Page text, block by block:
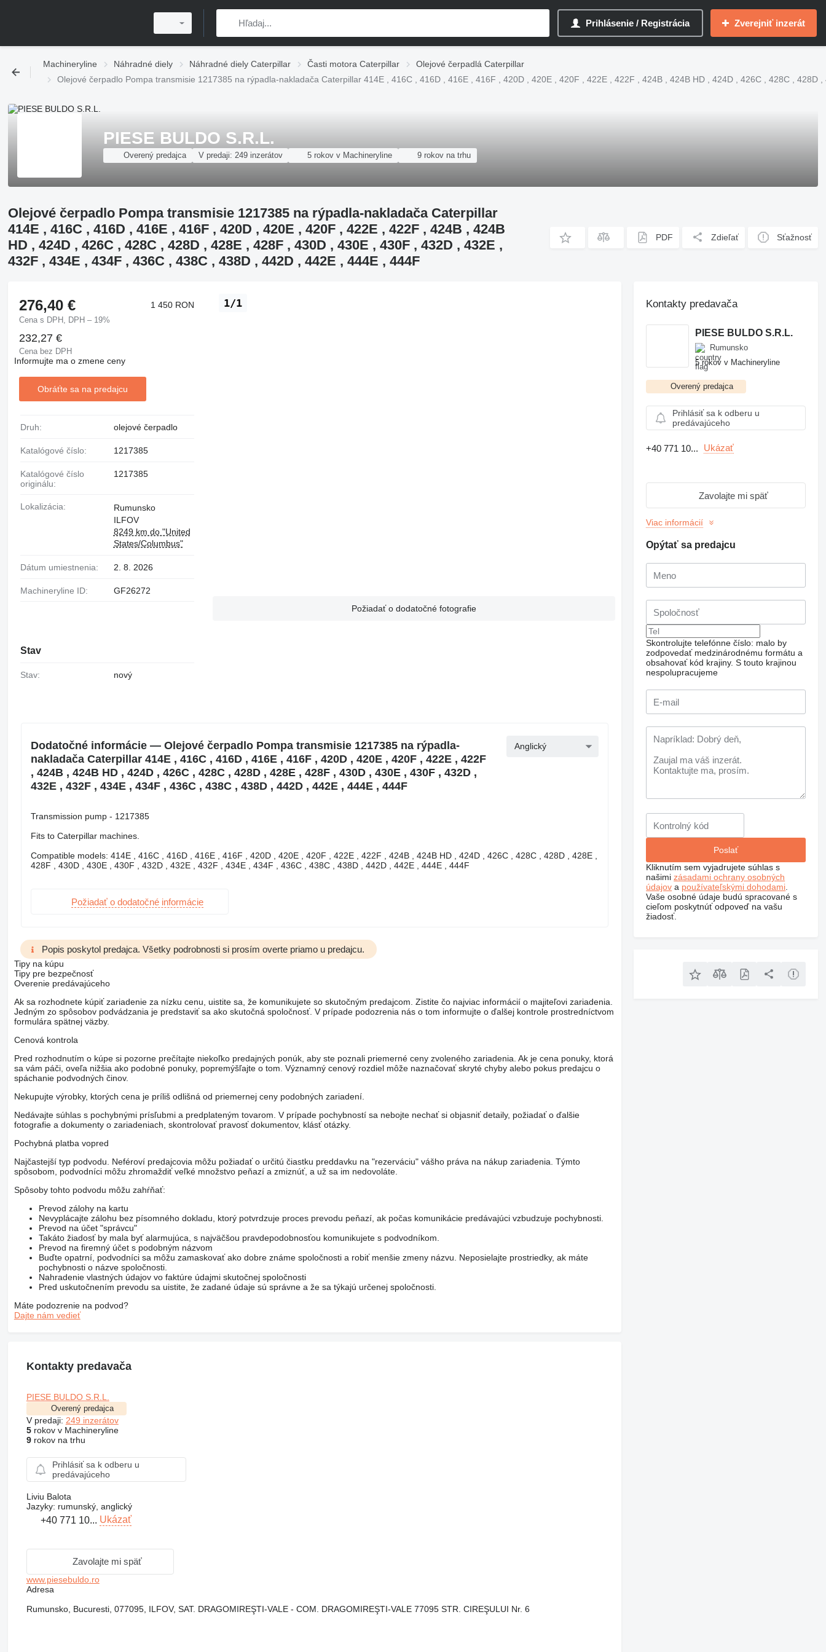
Prihlásenie / Registrácia Zverejniť inzerát
Machineryline Náhradné diely Náhradné diely Caterpillar Časti motora Caterpillar
Olejové čerpadlá Caterpillar
Olejové čerpadlo Pompa transmisie 1217385 na rýpadla-nakladača Caterpillar 414E , 416C , 416D , 416E , 416F , 420D , 420E , 420F , 422E , 422F , 424B , 424B HD , 424D , 426C , 428C ,
PIESE BULDO S.R.L.
Overený predajca V predaji: 249 inzerátov 5 rokov v Machineryline 9 rokov na trhu
Olejové čerpadlo Pompa transmisie 1217385 na rýpadla-nakladača Caterpillar
414E , 416C , 416D , 416E , 416F , 420D , 420E , 420F , 422E , 422F , 424B , 424B
HD , 424D , 426C , 428C , 428D , 428E , 428F , 430D , 430E , 430F , 432D , 432E ,
432F , 434E , 434F , 436C , 438C , 438D , 442D , 442E , 444E , 444F
PDF Zdieľať Sťažnosť
1/1
Požiadať o dodatočné fotografie
276,40 €
Cena s DPH, DPH – 19%
1 450 RON
232,27 €
Cena bez DPH
Informujte ma o zmene ceny
Obráťte sa na predajcu
Druh: olejové čerpadlo
Katalógové číslo: 1217385
Katalógové číslo
originálu:
1217385
Lokalizácia:
Rumunsko
ILFOV
8249 km do "United
States/Columbus"
Dátum umiestnenia: 2. 8. 2026
Machineryline ID: GF26272
Stav
Stav: nový
Dodatočné informácie — Olejové čerpadlo Pompa transmisie 1217385 na rýpadla-
nakladača Caterpillar 414E , 416C , 416D , 416E , 416F , 420D , 420E , 420F , 422E , 422F
, 424B , 424B HD , 424D , 426C , 428C , 428D , 428E , 428F , 430D , 430E , 430F , 432D ,
432E , 432F , 434E , 434F , 436C , 438C , 438D , 442D , 442E , 444E , 444F
Anglický
Transmission pump - 1217385
Fits to Caterpillar machines.
Compatible models: 414E , 416C , 416D , 416E , 416F , 420D , 420E , 420F , 422E , 422F , 424B , 424B HD , 424D , 426C , 428C , 428D , 428E ,
428F , 430D , 430E , 430F , 432D , 432E , 432F , 434E , 434F , 436C , 438C , 438D , 442D , 442E , 444E , 444F
Požiadať o dodatočné informácie
Popis poskytol predajca. Všetky podrobnosti si prosím overte priamo u predajcu.
Tipy na kúpu
Tipy pre bezpečnosť
Overenie predávajúceho
Ak sa rozhodnete kúpiť zariadenie za nízku cenu, uistite sa, že komunikujete so skutočným predajcom. Zistite čo najviac informácií o majiteľovi zariadenia.
Jedným zo spôsobov podvádzania je predstaviť sa ako skutočná spoločnosť. V prípade podozrenia nás o tom informujte o ďalšej kontrole prostredníctvom
formulára spätnej väzby.
Cenová kontrola
Pred rozhodnutím o kúpe si pozorne prečítajte niekoľko predajných ponúk, aby ste poznali priemerné ceny zvoleného zariadenia. Ak je cena ponuky, ktorá
sa vám páči, oveľa nižšia ako podobné ponuky, popremýšľajte o tom. Významný cenový rozdiel môže naznačovať skryté chyby alebo pokus predajcu o
spáchanie podvodných činov.
Nekupujte výrobky, ktorých cena je príliš odlišná od priemernej ceny podobných zariadení.
Nedávajte súhlas s pochybnými prísľubmi a predplateným tovarom. V prípade pochybností sa nebojte nechať si objasniť detaily, požiadať o ďalšie
fotografie a dokumenty o zariadeniach, skontrolovať pravosť dokumentov, klásť otázky.
Pochybná platba vopred
Najčastejší typ podvodu. Neféroví predajcovia môžu požiadať o určitú čiastku preddavku na "rezerváciu" vášho práva na nákup zariadenia. Týmto
spôsobom, podvodníci môžu zhromaždiť veľké množstvo peňazí a zmiznúť, a už sa im nedovoláte.
Spôsoby tohto podvodu môžu zahŕňať:
Prevod zálohy na kartu
Nevyplácajte zálohu bez písomného dokladu, ktorý potvrdzuje proces prevodu peňazí, ak počas komunikácie predávajúci vzbudzuje pochybnosti.
Prevod na účet "správcu"
Takáto žiadosť by mala byť alarmujúca, s najväčšou pravdepodobnosťou komunikujete s podvodníkom.
Prevod na firemný účet s podobným názvom
Buďte opatrní, podvodníci sa môžu zamaskovať ako dobre známe spoločnosti a robiť menšie zmeny názvu. Neposielajte prostriedky, ak máte
pochybnosti o názve spoločnosti.
Nahradenie vlastných údajov vo faktúre údajmi skutočnej spoločnosti
Pred uskutočnením prevodu sa uistite, že zadané údaje sú správne a že sa týkajú určenej spoločnosti.
Máte podozrenie na podvod?
Dajte nám vedieť
Kontakty predavača
PIESE BULDO S.R.L.
Overený predajca
V predaji: 249 inzerátov
5rokov v Machineryline
9rokov na trhu
Prihlásiť sa k odberu u
predávajúceho
Liviu Balota
Jazyky: rumunský, anglický
+40 771 10... Ukázať
Zavolajte mi späť
www.piesebuldo.ro
Adresa
Rumunsko, Bucuresti, 077095, ILFOV, SAT. DRAGOMIREŞTI-VALE - COM. DRAGOMIREŞTI-VALE 77095 STR. CIREŞULUI Nr. 6
Kontakty predavača
PIESE BULDO S.R.L.
Rumunsko
5 rokov v Machineryline
Overený predajca
Prihlásiť sa k odberu u
predávajúceho
+40 771 10... Ukázať
Zavolajte mi späť
Viac informácií
Opýtať sa predajcu
Skontrolujte telefónne číslo: malo by
zodpovedať medzinárodnému formátu a
obsahovať kód krajiny. S touto krajinou
nespolupracujeme
Kliknutím sem vyjadrujete súhlas s
našimizásadami ochrany osobných
údajov a používateľskými dohodami
Vaše osobné údaje budú spracované s
cieľom poskytnúť odpoveď na vašu
žiadosť.